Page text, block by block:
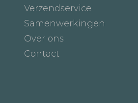
Verzendservice
Samenwerkingen
Over ons
Contact